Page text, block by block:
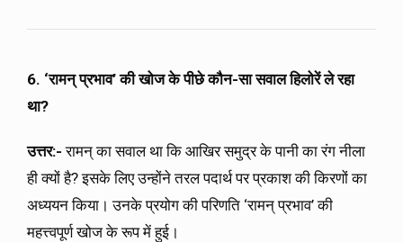
6. ‘रामन् प्रभाव’ की खोज के पीछे कौन-सा सवाल हिलोरें ले रहा
था?
उत्तर:-रामन् का सवाल था कि आखिर समुद्र के पानी का रंग नीला
ही क्यों है? इसके लिए उन्होंने तरल पदार्थ पर प्रकाश की किरणों का
अध्ययन किया। उनके प्रयोग की परिणति ‘रामन् प्रभाव’ की
महत्त्वपूर्ण खोज के रूप में हुई।